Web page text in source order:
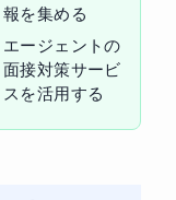
報を集める
エージェントの
面接対策サービ
スを活用する